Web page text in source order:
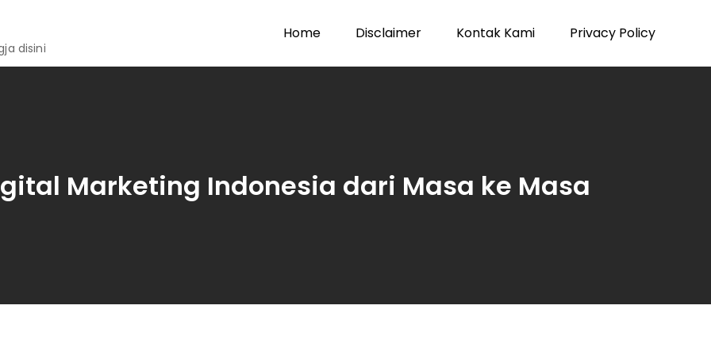
disini
Home Disclaimer Kontak Kami Privacy Policy
Marketing Indonesia dari Masa ke Masa